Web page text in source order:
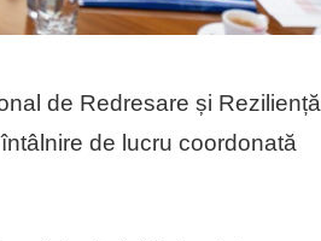
de Redresare și Reziliență
de lucru coordonată